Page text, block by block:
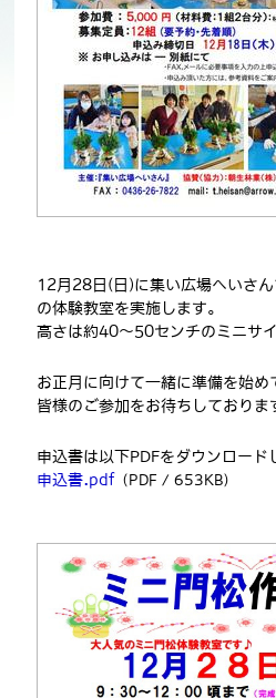
12月28日(日)に集い広場へいさ
の体験教室を実施します。
高さは約40〜50センチのミニサ
お正月に向けて一緒に準備を始め
皆様のご参加をお待ちしておりま
申込書は以下PDFをダウンロード
申込書.pdf （PDF / 653KB）